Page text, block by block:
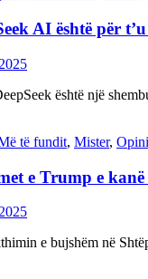
AI është për
është një
të fundit, Mister,
e Trump e
e bujshëm në